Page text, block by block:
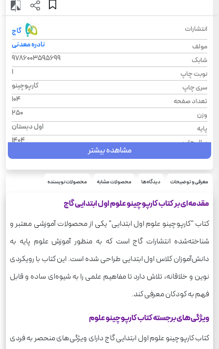
انتشارات
گاج
مولف
نادره معدنی
شابک
9786003595699
نوبت چاپ
1
سری چاپ
کارپوچینو
تعداد صفحه
104
وزن
250
پایه
اول دبستان
سال چاپ
1404
قطع
رحلی
درس
مشاهده بیشتر
معرفی و توضیحات دیدگاه‌ها محصولات مشابه محصولات نویسنده
مقدمه‌ای بر کتاب کارپوچینو علوم اول ابتدایی گاج
کتاب "کارپوچینو علوم اول ابتدایی" یکی از محصولات آموزشی معتبر و
شناخته‌شده انتشارات گاج است که به منظور آموزش علوم پایه به
دانش‌آموزان کلاس اول ابتدایی طراحی شده است. این کتاب با رویکردی
نوین و خلاقانه، تلاش دارد تا مفاهیم علمی را به شیوه‌ای ساده و قابل
فهم به کودکان معرفی کند.
ویژگی‌های برجسته کتاب کارپوچینو علوم
کتاب کارپوچینو علوم اول ابتدایی گاج دارای ویژگی‌های منحصر به فردی